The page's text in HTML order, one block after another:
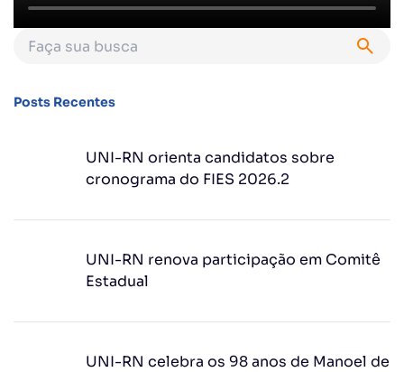
Posts Recentes
UNI-RN orienta candidatos sobre
cronograma do FIES 2026.2
UNI-RN renova participação em Comitê
Estadual
UNI-RN celebra os 98 anos de Manoel de